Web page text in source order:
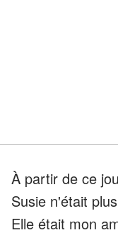
À partir de ce
Susie n'était
Elle était mon